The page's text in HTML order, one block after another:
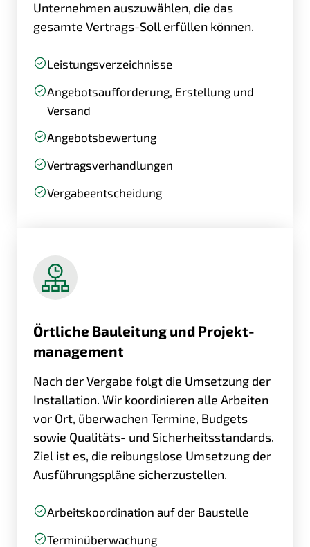
Unternehmen auszuwählen, die das
gesamte Vertrags-Soll erfüllen können.
Leistungsverzeichnisse
Angebotsaufforderung, Erstellung und
Versand
Angebotsbewertung
Vertragsverhandlungen
Vergabeentscheidung
Örtliche Bau­leitung und Projekt­
management
Nach der Vergabe folgt die Umsetzung der
Installation. Wir koordinieren alle Arbeiten
vor Ort, überwachen Termine, Budgets
sowie Qualitäts- und Sicherheitsstandards.
Ziel ist es, die reibungslose Umsetzung der
Ausführungspläne sicherzustellen.
Arbeitskoordination auf der Baustelle
Terminüberwachung